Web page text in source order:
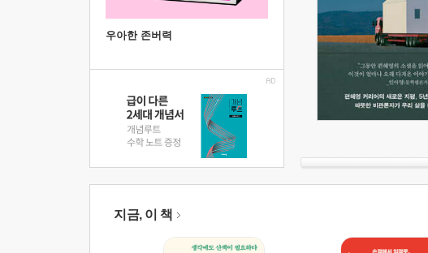
우아한 존버력
지금, 이 책